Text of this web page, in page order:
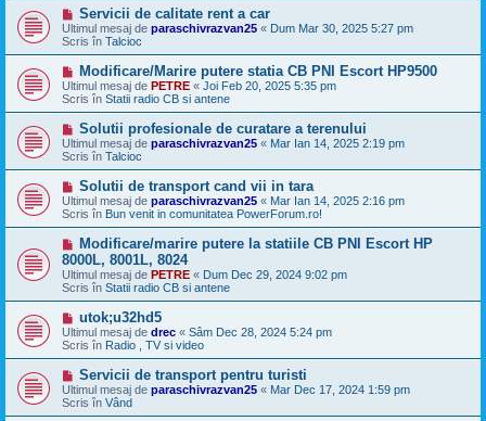
n
o
u
M
e
s
a
n
o
u
Servicii de calitate rent a car
Ultimul mesaj de paraschivrazvan25 « Dum Mar 30, 2025 5:27 pm
Scris în Talcioc
M
e
s
a
n
o
u
Modificare/Marire putere statia CB PNI Escort HP9500
Ultimul mesaj de PETRE « Joi Feb 20, 2025 5:35 pm
Scris în Statii radio CB si antene
M
e
s
a
n
o
u
Solutii profesionale de curatare a terenului
Ultimul mesaj de paraschivrazvan25 « Mar Ian 14, 2025 2:19 pm
Scris în Talcioc
M
e
s
a
n
o
u
Solutii de transport cand vii in tara
Ultimul mesaj de paraschivrazvan25 « Mar Ian 14, 2025 2:16 pm
Scris în Bun venit in comunitatea PowerForum.ro!
M
e
s
a
j
n
o
u
Modificare/marire putere la statiile CB PNI Escort HP
8000L, 8001L, 8024
Ultimul mesaj de PETRE « Dum Dec 29, 2024 9:02 pm
Scris în Statii radio CB si antene
M
e
s
a
n
o
u
utok;u32hd5
Ultimul mesaj de drec « Sâm Dec 28, 2024 5:24 pm
Scris în Radio , TV si video
M
e
s
a
Servicii de transport pentru turisti
Ultimul mesaj de paraschivrazvan25 « Mar Dec 17, 2024 1:59 pm
Scris în Vând